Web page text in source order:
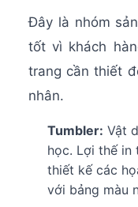
Đây là nhóm
tốt vì khách
trang cần thiết
nhân.
Tumbler: Vật
học. Lợi thế in
thiết kế các
với bảng màu